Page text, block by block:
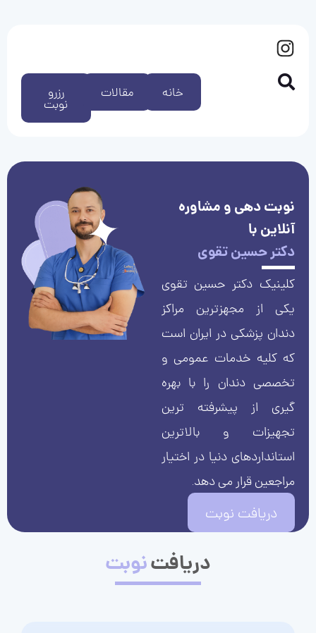
رزرو
نوبت
مقالات خانه
نوبت دهی و مشاوره
آنلاین با
دکتر حسین تقوی
کلینیک دکتر حسین تقوی
یکی از مجهزترین مراکز
دندان پزشکی در ایران است
که کلیه خدمات عمومی و
تخصصی دندان را با بهره
گیری از پیشرفته ترین
تجهیزات و بالاترین
استانداردهای دنیا در اختیار
مراجعین قرار می دهد.
دریافت نوبت
دریافتنوبت